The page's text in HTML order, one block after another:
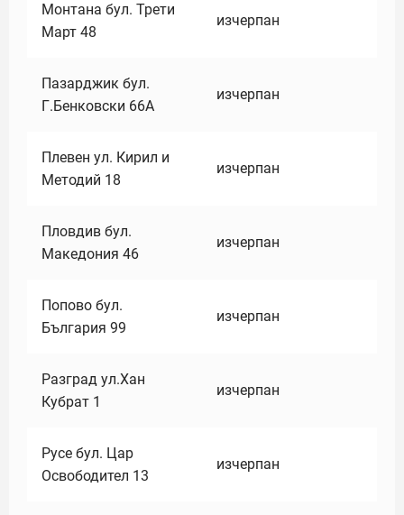
Монтана бул. Трети
Март 48
изчерпан
Пазарджик бул.
Г.Бенковски 66А
изчерпан
Плевен ул. Кирил и
Методий 18
изчерпан
Пловдив бул.
Македония 46
изчерпан
Попово бул.
България 99
изчерпан
Разград ул.Хан
Кубрат 1
изчерпан
Русе бул. Цар
Освободител 13
изчерпан